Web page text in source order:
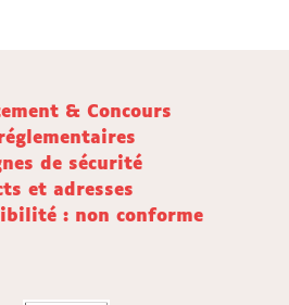
& Concours
de sécurité
et adresses
: non conforme